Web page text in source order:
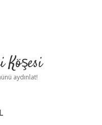
aydınlat!